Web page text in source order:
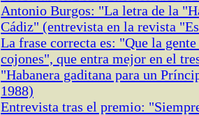
Antonio Burgos: "La letra de la
Cádiz" (entrevista en la revista
La frase correcta es: "Que la
cojones", que entra mejor en el
"Habanera gaditana para un
1988)
Entrevista tras el premio: